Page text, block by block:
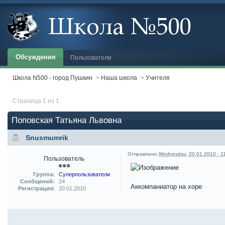
Обсуждения Пользователи
Школа N500 - город Пушкин > Наша школа > Учителя
Страница 1 из 1
Поповская Татьяна Львовна
Snusmumrik
Пользователь
Группа:
Суперпользователи
Сообщений:
24
Регистрация:
20.01.2010
Отправлено Wednesday, 20.01.2010 -
Аккомпаниатор на хоре